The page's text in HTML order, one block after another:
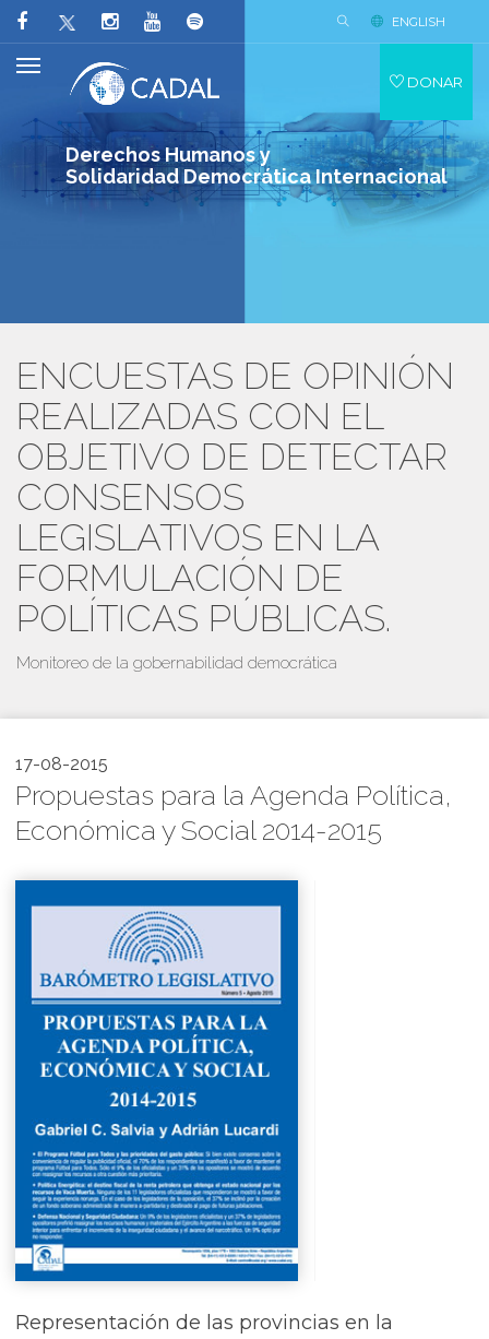
Derechos Humanos y
Solidaridad Democrática Internacional
ENGLISH
DONAR
ENCUESTAS DE OPINIÓN
REALIZADAS CON EL
OBJETIVO DE DETECTAR
CONSENSOS
LEGISLATIVOS EN LA
FORMULACIÓN DE
POLÍTICAS PÚBLICAS.
Monitoreo de la gobernabilidad democrática
17-08-2015
Propuestas para la Agenda Política,
Económica y Social 2014-2015
Representación de las provincias en la